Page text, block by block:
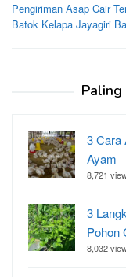
pos
Pengiriman Asap Cair
Batok Kelapa Jayagiri
Paling
3 Cara
Ayam
8,721
3
Pohon
8,032